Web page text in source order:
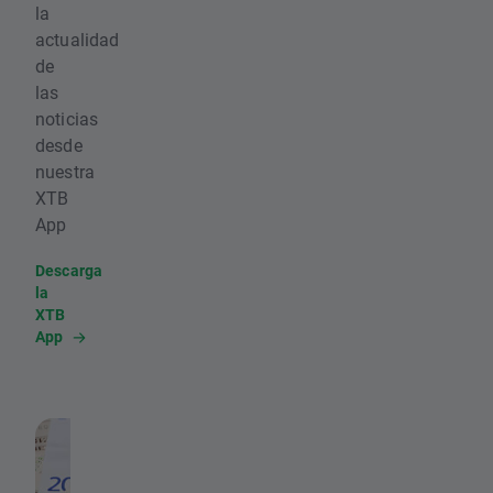
la
actualidad
de
las
noticias
desde
nuestra
XTB
App
Descarga
la
XTB
App